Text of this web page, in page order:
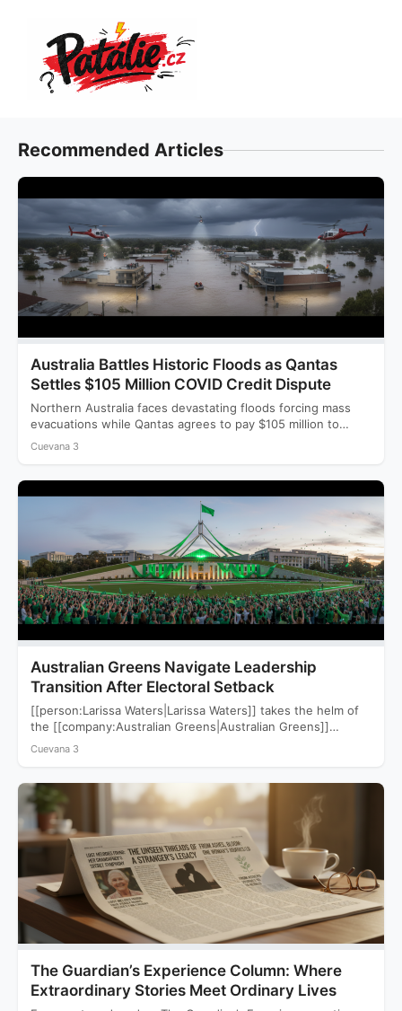
obsah
Recommended Articles
Australia Battles Historic Floods as Qantas
Settles $105 Million COVID Credit Dispute
Northern Australia faces devastating floods forcing mass
evacuations while Qantas agrees to pay $105 million to
settle a…
Cuevana 3
Australian Greens Navigate Leadership
Transition After Electoral Setback
[[person:Larissa Waters|Larissa Waters]] takes the helm of
the [[company:Australian Greens|Australian Greens]]
following a devastating 2025 election that saw…
Cuevana 3
The Guardian’s Experience Column: Where
Extraordinary Stories Meet Ordinary Lives